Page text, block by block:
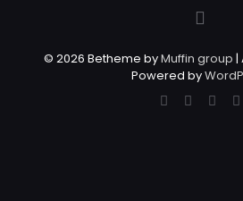
© 2026 Betheme byMuffin group |
Powered by